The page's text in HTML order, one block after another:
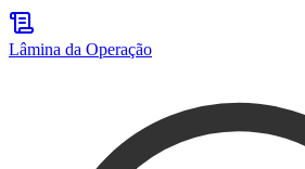
Lâmina da Operação